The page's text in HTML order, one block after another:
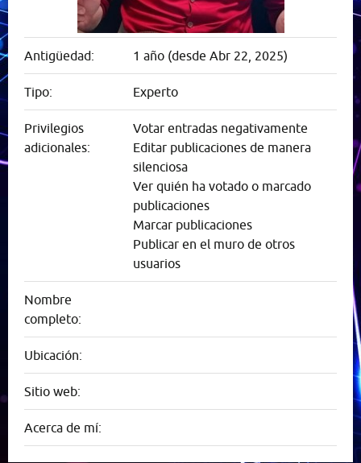
Antigüedad: 1 año (desde Abr 22, 2025)
Tipo: Experto
Privilegios
adicionales:
Votar entradas negativamente
Editar publicaciones de manera
silenciosa
Ver quién ha votado o marcado
publicaciones
Marcar publicaciones
Publicar en el muro de otros
usuarios
Nombre
completo:
Ubicación:
Sitio web:
Acerca de mí: